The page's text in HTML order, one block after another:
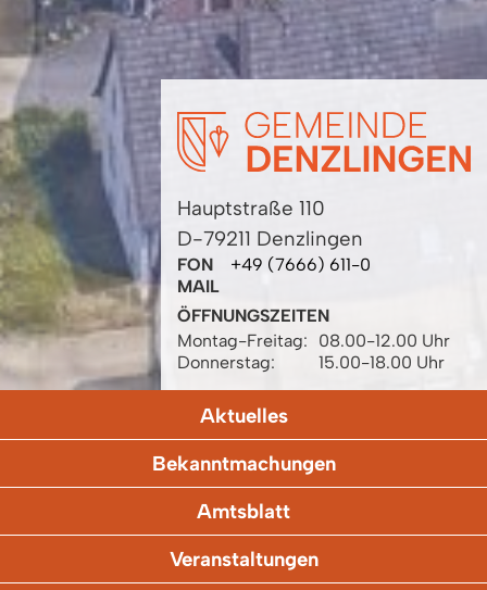
Hauptstraße 110
D-79211 Denzlingen
FON
+49 (7666) 611-0
MAIL
ÖFFNUNGSZEITEN
Montag-Freitag:
08.00-12.00 Uhr
Donnerstag:
15.00-18.00 Uhr
Aktuelles
Bekanntmachungen
Amtsblatt
Veranstaltungen